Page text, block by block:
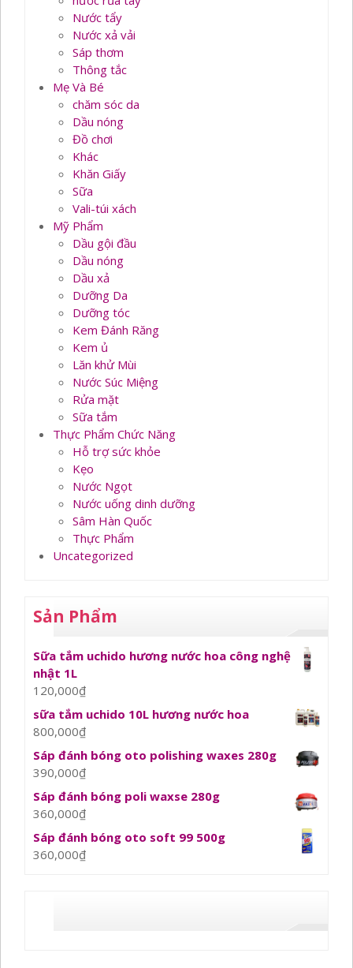
Nước tẩy
Nước xả vải
Sáp thơm
Thông tắc
Mẹ Và Bé
chăm sóc da
Dầu nóng
Đồ chơi
Khác
Khăn Giấy
Sữa
Vali-túi xách
Mỹ Phẩm
Dầu gội đầu
Dầu nóng
Dầu xả
Dưỡng Da
Dưỡng tóc
Kem Đánh Răng
Kem ủ
Lăn khử Mùi
Nước Súc Miệng
Rửa mặt
Sữa tắm
Thực Phẩm Chức Năng
Hỗ trợ sức khỏe
Kẹo
Nước Ngọt
Nước uống dinh dưỡng
Sâm Hàn Quốc
Thực Phẩm
Uncategorized
Sản Phẩm
Sữa tắm uchido hương nước hoa công nghệ
nhật 1L
120,000₫
sữa tắm uchido 10L hương nước hoa
800,000₫
Sáp đánh bóng oto polishing waxes 280g
390,000₫
Sáp đánh bóng poli waxse 280g
360,000₫
Sáp đánh bóng oto soft 99 500g
360,000₫